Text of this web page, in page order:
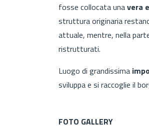
fosse collocata unavera
struttura originaria
attuale, mentre, nella
ristrutturati.
Luogo di grandissima
sviluppa e si raccoglie il
FOTO GALLERY